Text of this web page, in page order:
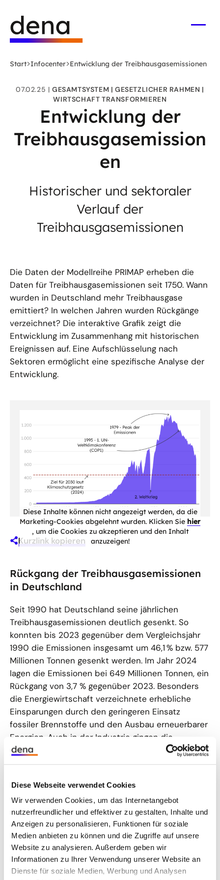
Diese Webseite verwendet Cookies
Wir verwenden Cookies, um das Internetangebot
nutzerfreundlicher und effektiver zu gestalten, Inhalte und
Anzeigen zu personalisieren, Funktionen für soziale
Medien anbieten zu können und die Zugriffe auf unsere
Website zu analysieren. Außerdem geben wir
Informationen zu Ihrer Verwendung unserer Website an
Dienste für soziale Medien, Werbung und Analysen
Hauptinhalt
springen
Deutsche
Energie-
Agentur
-
Startseite
Start Infocenter Entwicklung der Treibhausgasemissionen
07.02.25 GESAMTSYSTEM
GESETZLICHER RAHMEN
WIRTSCHAFT TRANSFORMIEREN
Entwicklung der
Treibhausgasemission
en
Historischer und sektoraler
Verlauf der
Treibhausgasemissionen
Die Daten der Modellreihe PRIMAP erheben die
Daten für Treibhausgasemissionen seit 1750. Wann
wurden in Deutschland mehr Treibhausgase
emittiert? In welchen Jahren wurden Rückgänge
verzeichnet? Die interaktive Grafik zeigt die
Entwicklung im Zusammenhang mit historischen
Ereignissen auf. Eine Aufschlüsselung nach
Sektoren ermöglicht eine spezifische Analyse der
Entwicklung.
Diese Inhalte können nicht angezeigt werden, da die
Marketing-Cookies abgelehnt wurden. Klicken Sie hier
, um die Cookies zu akzeptieren und den Inhalt
anzuzeigen!
Kurzlink kopieren
Rückgang der Treibhausgasemissionen
in Deutschland
Seit 1990 hat Deutschland seine jährlichen
Treibhausgasemissionen deutlich gesenkt. So
konnten bis 2023 gegenüber dem Vergleichsjahr
1990 die Emissionen insgesamt um 46,1 % bzw. 577
Millionen Tonnen gesenkt werden. Im Jahr 2024
lagen die Emissionen bei 649 Millionen Tonnen, ein
Rückgang von 3,7 % gegenüber 2023. Besonders
die Energiewirtschaft verzeichnete erhebliche
Einsparungen durch den geringeren Einsatz
fossiler Brennstoffe und den Ausbau erneuerbarer
Energien. Auch in der Industrie gingen die
Emissionen zurück. Laut dem Expertenrat für
Klimafragen lag dies vor allem an höheren
Dennoch bleiben Herausforderungen in den
Sektoren Gebäude und Verkehr. Die Entwicklungen
zeigen: Ambitionierte Klimaschutzmaßnahmen
wirken. Gleichzeitig sind noch deutliche
Anstrengungen nötig, um das Ziel für 2030, die
Reduktion der Emissionen um mindestens 65 %
gegenüber 1990, zu erreichen.